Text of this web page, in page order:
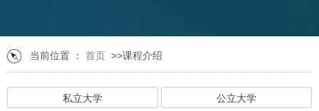
当前位置 ： 首页 >>课程介绍
私立大学 公立大学